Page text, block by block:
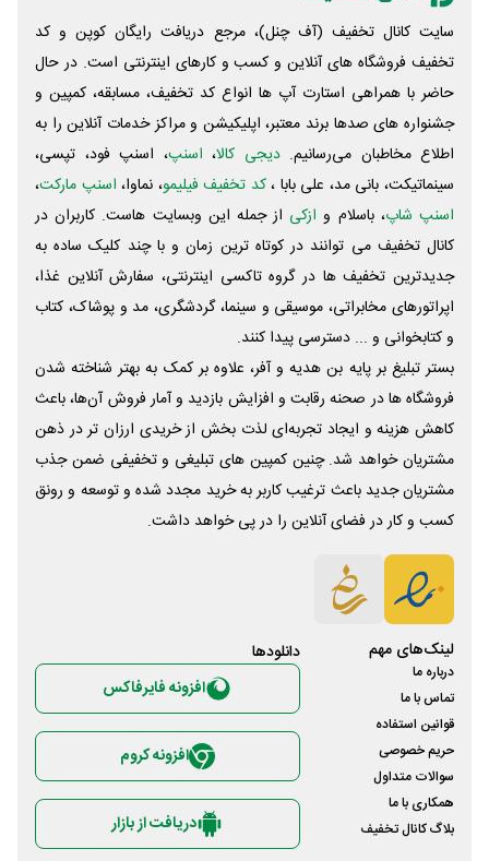
سایت کانال تخفیف (آف چنل)، مرجع دریافت رایگان کوپن و کد
تخفیف فروشگاه های آنلاین و کسب و‌ کارهای اینترنتی است. در حال
حاضر با همراهی استارت آپ ها انواع کد تخفیف، مسابقه، کمپین و
جشنواره های صدها برند معتبر، اپلیکیشن و مراکز خدمات آنلاین را به
اطلاع مخاطبان می‌رسانیم. دیجی کالا، اسنپ، اسنپ فود، تپسی،
سینماتیکت، بانی مد، علی‌ بابا ،کد تخفیف فیلیمو، نماوا، اسنپ مارکت،
اسنپ شاپ، باسلام و ازکی از جمله این وبسایت ‌هاست. کاربران در
کانال تخفیف می توانند در کوتاه ترین زمان و با چند کلیک ساده به
جدیدترین تخفیف ها در گروه تاکسی اینترنتی، سفارش آنلاین غذا،
اپراتورهای مخابراتی، موسیقی و سینما، گردشگری، مد و پوشاک، کتاب
و کتابخوانی و ... دسترسی پیدا کنند.
بستر تبلیغ بر پایه بن هدیه و آفر، علاوه بر کمک به بهتر شناخته شدن
فروشگاه ها در صحنه رقابت و افزایش بازدید و آمار فروش آن‌ها، باعث
کاهش هزینه و ایجاد تجربه‌ای لذت بخش از خریدی ارزان تر در ذهن
مشتریان خواهد شد. چنین کمپین های تبلیغی و تخفیفی ضمن جذب
مشتریان جدید باعث ترغیب کاربر به خرید مجدد شده و توسعه و رونق
کسب و کار در فضای آنلاین را در پی خواهد داشت.
لینک‌های مهم
درباره ما
تماس با ما
قوانین استفاده
حریم خصوصی
سوالات متداول
همکاری با ما
بلاگ کانال تخفیف
دانلود‌ها
افزونه فایرفاکس
افزونه کروم
دریافت از بازار